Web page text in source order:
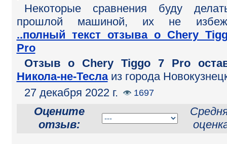
Некоторые сравнения буду
прошлой машиной, их не
..полный текст отзыва о Chery
Pro
Отзыв o Chery Tiggo 7 Pro
Никола-не-Теслаиз города
27 декабря 2022 г.
1697
Оцените
отзыв: